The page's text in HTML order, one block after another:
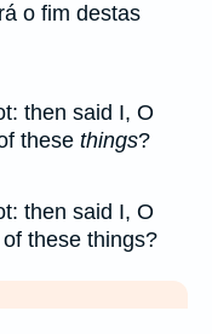
o fim destas
then said I, O
these things?
then said I, O
these things?